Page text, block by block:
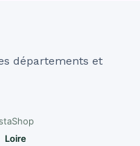
départements et
Loire